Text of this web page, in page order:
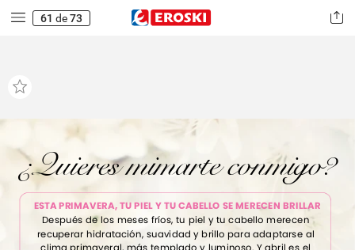
61 de73
Después de los meses fríos, tu piel y tu cabello merecen
recuperar hidratación, suavidad y brillo para adaptarse al
clima primaveral, más templado y luminoso. Y abril es el
ESTAPRIMAVERA,TU PIELYTUCABELLO SE MERECEN BRILLAR
¿Quieresmimarteconmigo?